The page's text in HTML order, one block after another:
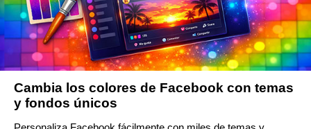
Cambia los colores de Facebook con temas
y fondos únicos